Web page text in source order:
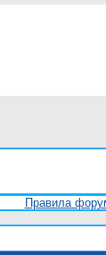
Правила